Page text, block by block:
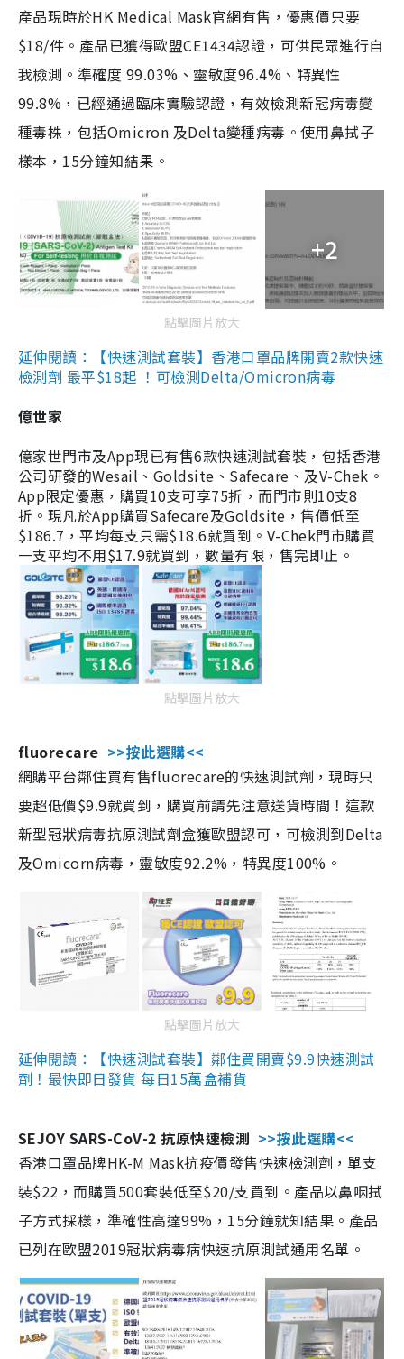
產品現時於HK Medical Mask官網有售，優惠價只要
$18/件。產品已獲得歐盟CE1434認證，可供民眾進行自
我檢測。準確度 99.03%、靈敏度96.4%、特異性
99.8%，已經通過臨床實驗認證，有效檢測新冠病毒變
種毒株，包括Omicron 及Delta變種病毒。使用鼻拭子
樣本，15分鐘知結果。
+2
點擊圖片放大
延伸閱讀：【快速測試套裝】香港口罩品牌開賣2款快速
檢測劑 最平$18起 ！可檢測Delta/Omicron病毒
億世家
億家世門市及App現已有售6款快速測試套裝，包括香港
公司研發的Wesail、Goldsite、Safecare、及V-Chek。
App限定優惠，購買10支可享75折，而門市則10支8
折。現凡於App購買Safecare及Goldsite，售價低至
$186.7，平均每支只需$18.6就買到。V-Chek門市購買
一支平均不用$17.9就買到，數量有限，售完即止。
點擊圖片放大
fluorecare >>按此選購<<
網購平台鄰住買有售fluorecare的快速測試劑，現時只
要超低價$9.9就買到，購買前請先注意送貨時間！這款
新型冠狀病毒抗原測試劑盒獲歐盟認可，可檢測到Delta
及Omicorn病毒，靈敏度92.2%，特異度100%。
點擊圖片放大
延伸閱讀：【快速測試套裝】鄰住買開賣$9.9快速測試
劑！最快即日發貨 每日15萬盒補貨
SEJOY SARS-CoV-2 抗原快速檢測 >>按此選購<<
香港口罩品牌HK-M Mask抗疫價發售快速檢測劑，單支
裝$22，而購買500套裝低至$20/支買到。產品以鼻咽拭
子方式採樣，準確性高達99%，15分鐘就知結果。產品
已列在歐盟2019冠狀病毒病快速抗原測試通用名單。